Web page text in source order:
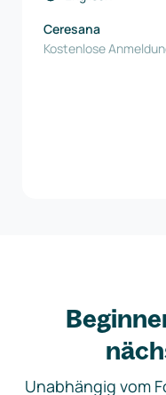
Ceresana
Kostenlose
Unabhängig vom